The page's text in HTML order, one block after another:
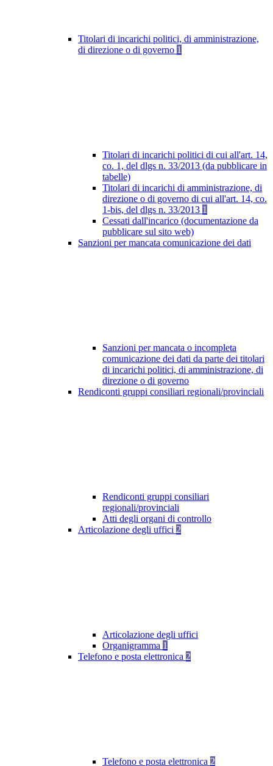
Titolari di incarichi politici, di amministrazione,
di direzione o di governo 1
Titolari di incarichi politici di cui all'art. 14,
co. 1, del dlgs n. 33/2013 (da pubblicare in
tabelle)
Titolari di incarichi di amministrazione, di
direzione o di governo di cui all'art. 14, co.
1-bis, del dlgs n. 33/2013 1
Cessati dall'incarico (documentazione da
pubblicare sul sito web)
Sanzioni per mancata comunicazione dei dati
Sanzioni per mancata o incompleta
comunicazione dei dati da parte dei titolari
di incarichi politici, di amministrazione, di
direzione o di governo
Rendiconti gruppi consiliari regionali/provinciali
Rendiconti gruppi consiliari
regionali/provinciali
Atti degli organi di controllo
Articolazione degli uffici 2
Articolazione degli uffici
Organigramma 1
Telefono e posta elettronica 2
Telefono e posta elettronica 2